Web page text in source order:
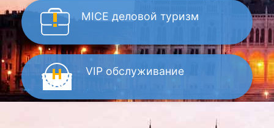
MICE деловой туризм
VIP обслуживание